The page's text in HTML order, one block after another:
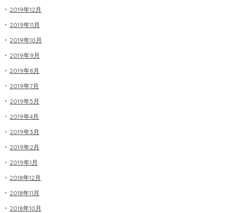
2019年12月
2019年11月
2019年10月
2019年9月
2019年8月
2019年7月
2019年5月
2019年4月
2019年3月
2019年2月
2019年1月
2018年12月
2018年11月
2018年10月